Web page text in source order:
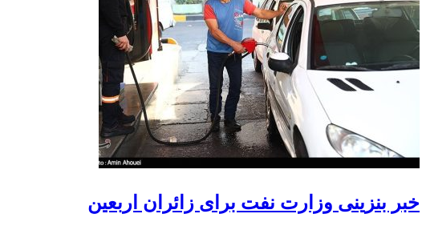
خبر بنزینی وزارت نفت برای زائران اربعین